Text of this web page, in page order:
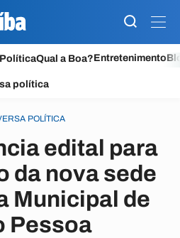
PolíticaQual a Boa?Entretenimento
política
POLÍTICA
edital para
da nova sede
Municipal de
Pessoa